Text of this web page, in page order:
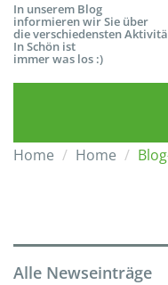
In unserem Blog
informieren wir Sie über
die verschiedensten
In Schön ist
immer was los :)
Home Home
Alle Newseinträge